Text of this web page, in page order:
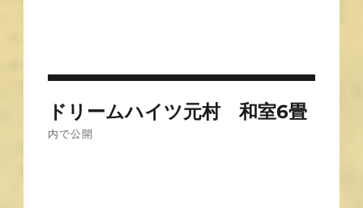
稿
ドリームハイツ元村 和室6畳
内で公開